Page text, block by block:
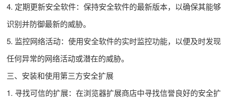
4. 定期更新安全软件：保持安全软件的最新版本，以确保其能够
识别并防御最新的威胁。
5. 监控网络活动：使用安全软件的实时监控功能，以便及时发现
任何异常的网络活动或潜在的威胁。
三、安装和使用第三方安全扩展
1. 寻找可信的扩展：在浏览器扩展商店中寻找信誉良好的安全扩